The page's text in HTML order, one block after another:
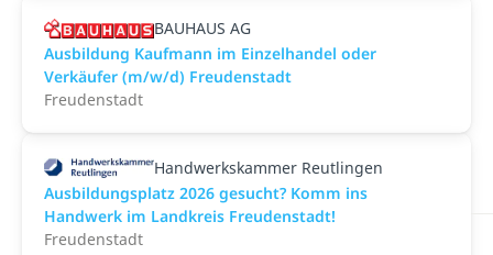
BAUHAUS AG
Ausbildung Kaufmann im Einzelhandel oder
Verkäufer (m/w/d) Freudenstadt
Freudenstadt
Handwerkskammer Reutlingen
Ausbildungsplatz 2026 gesucht? Komm ins
Handwerk im Landkreis Freudenstadt!
Freudenstadt